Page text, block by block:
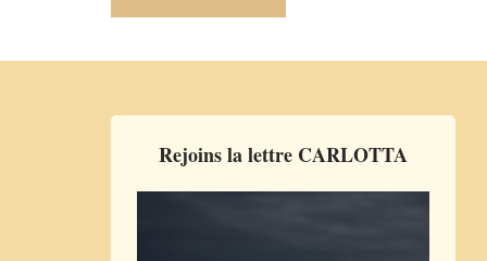
Rejoins la lettre CARLOTTA